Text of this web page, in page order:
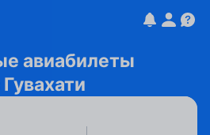
авиабилеты
Гувахати